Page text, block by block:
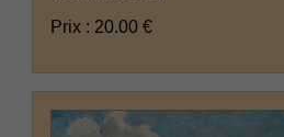
Prix : 20.00 €